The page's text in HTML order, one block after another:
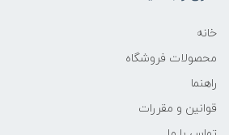
خانه
محصولات فروشگاه
راهنما
قوانین و مقررات